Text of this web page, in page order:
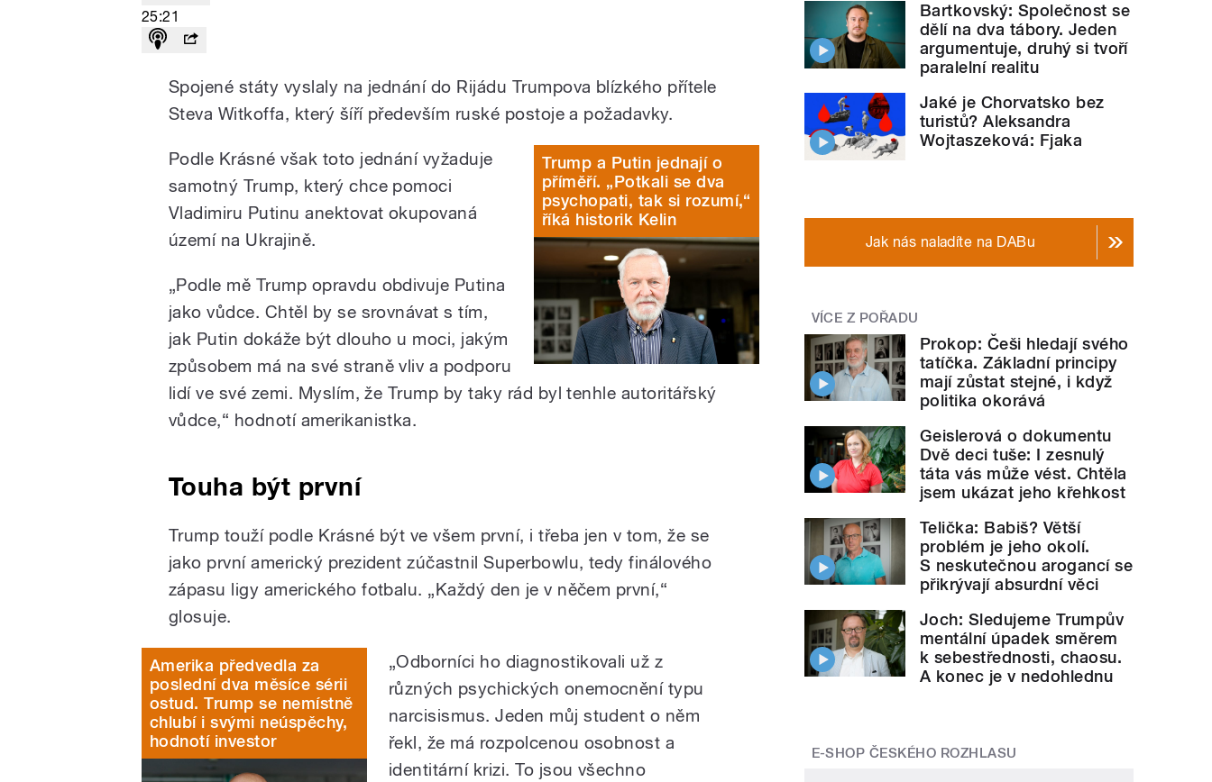
25:21
Spojené státy vyslaly na jednání do Rijádu Trumpova blízkého přítele
Steva Witkoffa, který šíří především ruské postoje a požadavky.
Trump a Putin jednají o
příměří. „Potkali se dva
psychopati, tak si rozumí,“
říká historik Kelin
Podle Krásné však toto jednání vyžaduje
samotný Trump, který chce pomoci
Vladimiru Putinu anektovat okupovaná
území na Ukrajině.
„Podle mě Trump opravdu obdivuje Putina
jako vůdce. Chtěl by se srovnávat s tím,
jak Putin dokáže být dlouho u moci, jakým
způsobem má na své straně vliv a podporu
lidí ve své zemi. Myslím, že Trump by taky rád byl tenhle autoritářský
vůdce,“ hodnotí amerikanistka.
Touha být první
Trump touží podle Krásné být ve všem první, i třeba jen v tom, že se
jako první americký prezident zúčastnil Superbowlu, tedy finálového
zápasu ligy amerického fotbalu. „Každý den je v něčem první,“
glosuje.
Amerika předvedla za
poslední dva měsíce sérii
ostud. Trump se nemístně
chlubí i svými neúspěchy,
hodnotí investor
„Odborníci ho diagnostikovali už z
různých psychických onemocnění typu
narcisismus. Jeden můj student o něm
řekl, že má rozpolcenou osobnost a
identitární krizi. To jsou všechno
Bartkovský: Společnost se
dělí na dva tábory. Jeden
argumentuje, druhý si tvoří
paralelní realitu
Jaké je Chorvatsko bez
turistů? Aleksandra
Wojtaszeková: Fjaka
Jak nás naladíte na DABu
VÍCE Z POŘADU
Prokop: Češi hledají svého
tatíčka. Základní principy
mají zůstat stejné, i když
politika okorává
Geislerová o dokumentu
Dvě deci tuše: I zesnulý
táta vás může vést. Chtěla
jsem ukázat jeho křehkost
Telička: Babiš? Větší
problém je jeho okolí.
S neskutečnou arogancí se
přikrývají absurdní věci
Joch: Sledujeme Trumpův
mentální úpadek směrem
k sebestřednosti, chaosu.
A konec je v nedohlednu
E-SHOP ČESKÉHO ROZHLASU